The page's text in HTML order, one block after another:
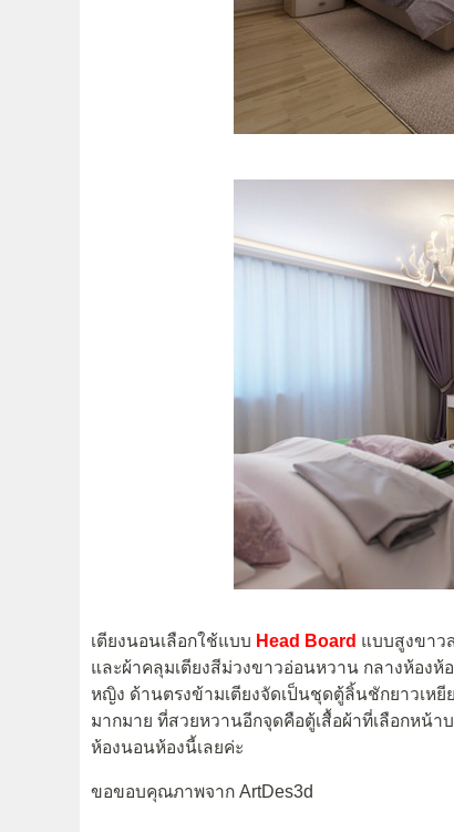
เตียงนอนเลือกใช้แบบ Head Board แบบสูงขาว
และผ้าคลุมเตียงสีม่วงขาวอ่อนหวาน กลางห้อง
หญิง ด้านตรงข้ามเตียงจัดเป็นชุดตู้ลิ้นชักยาวเหยี
มากมาย ที่สวยหวานอีกจุดคือตู้เสื้อผ้าที่เลือกหน้า
ห้องนอนห้องนี้เลยค่ะ
ขอขอบคุณภาพจาก ArtDes3d